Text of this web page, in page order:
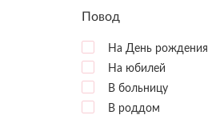
Повод
На День рождения
На юбилей
В больницу
В роддом